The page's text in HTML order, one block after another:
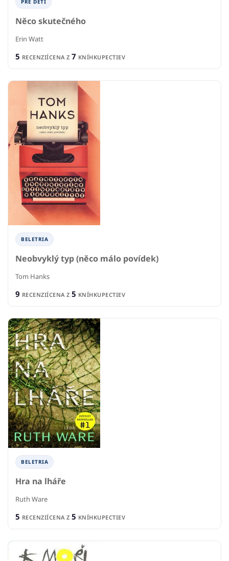
Něco skutečného
Erin Watt
5 RECENZIÍCENA Z 7 KNÍHKUPECTIEV
BELETRIA
Neobvyklý typ (něco málo povídek)
Tom Hanks
9 RECENZIÍCENA Z 5 KNÍHKUPECTIEV
BELETRIA
Hra na lháře
Ruth Ware
5 RECENZIÍCENA Z 5 KNÍHKUPECTIEV